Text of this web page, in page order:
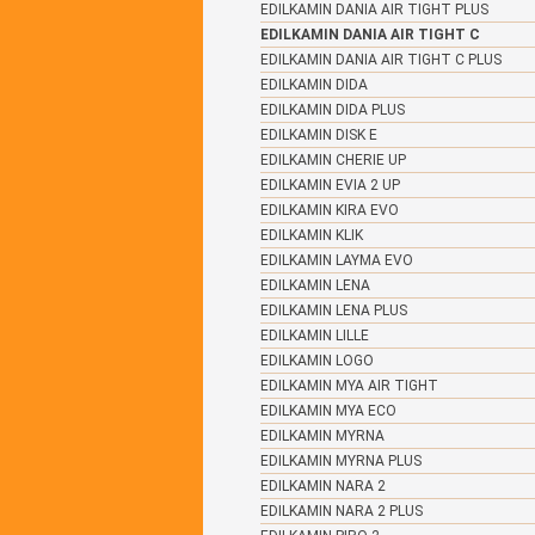
EDILKAMIN DANIA AIR TIGHT PLUS
EDILKAMIN DANIA AIR TIGHT C
EDILKAMIN DANIA AIR TIGHT C PLUS
EDILKAMIN DIDA
EDILKAMIN DIDA PLUS
EDILKAMIN DISK E
EDILKAMIN CHERIE UP
EDILKAMIN EVIA 2 UP
EDILKAMIN KIRA EVO
EDILKAMIN KLIK
EDILKAMIN LAYMA EVO
EDILKAMIN LENA
EDILKAMIN LENA PLUS
EDILKAMIN LILLE
EDILKAMIN LOGO
EDILKAMIN MYA AIR TIGHT
EDILKAMIN MYA ECO
EDILKAMIN MYRNA
EDILKAMIN MYRNA PLUS
EDILKAMIN NARA 2
EDILKAMIN NARA 2 PLUS